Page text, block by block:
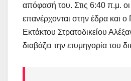
απόφασή του. Στις 6:40 π.μ. οι
επανέρχονται στην έδρα και
Εκτάκτου Στρατοδικείου
διαβάζει την ετυμηγορία του